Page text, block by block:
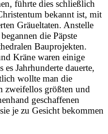
führte dies schließlich
bekannt ist, mit
Gräueltaten. Anstelle
die Päpste
Bauprojekten.
Kräne waren einige
es Jahrhunderte dauerte,
wollte man die
zweifellos größten und
geschaffenen
je zu Gesicht bekommen